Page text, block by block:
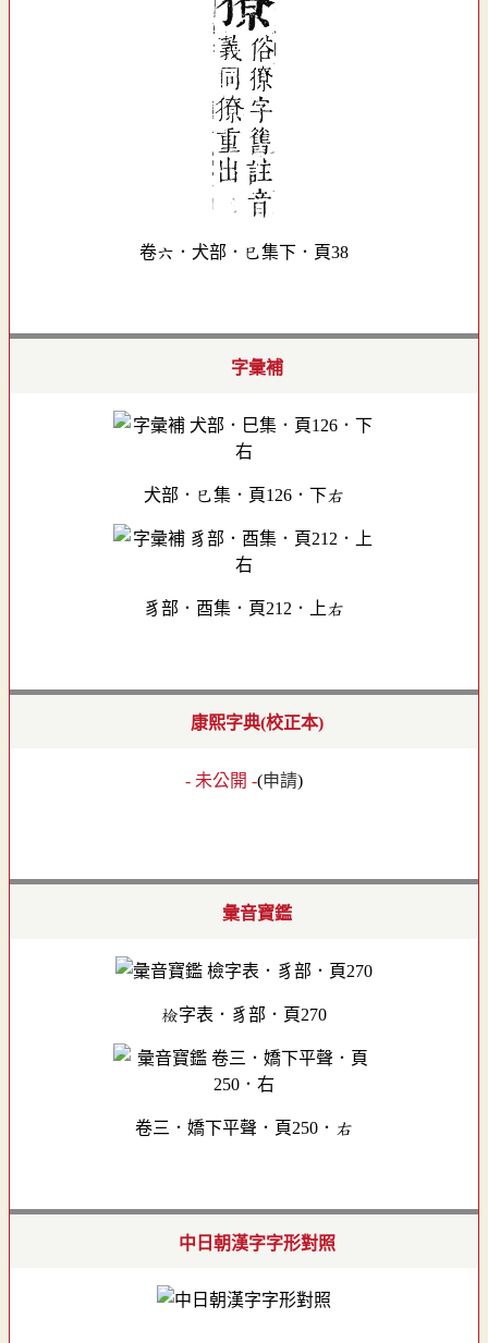
卷六．犬部．巳集下．頁38
字彙補
犬部．巳集．頁126．下右
豸部．酉集．頁212．上右
康熙字典(校正本)
- 未公開 -(申請)
彙音寶鑑
檢字表．豸部．頁270
卷三．嬌下平聲．頁250．右
中日朝漢字字形對照